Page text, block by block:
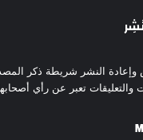
وإعادة النشر شريطة ذكر
والتعليقات تعبر عن رأي